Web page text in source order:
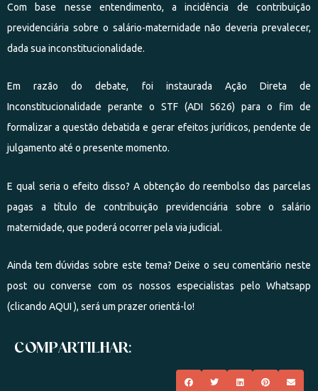
Com base nesse entendimento, a incidência de contribuição
previdenciária sobre o salário-maternidade não deveria prevalecer,
dada sua inconstitucionalidade.
Em razão do debate, foi instaurada Ação Direta de
Inconstitucionalidade perante o STF (ADI 5626) para o fim de
formalizar a questão debatida e gerar efeitos jurídicos, pendente de
julgamento até o presente momento.
E qual seria o efeito disso? A obtenção do reembolso das parcelas
pagas a título de contribuição previdenciária sobre o salário
maternidade, que poderá ocorrer pela via judicial.
Ainda tem dúvidas sobre este tema? Deixe o seu comentário neste
post ou converse com os nossos especialistas pelo Whatsapp
(clicando AQUI ), será um prazer orientá-lo!
COMPARTILHAR: